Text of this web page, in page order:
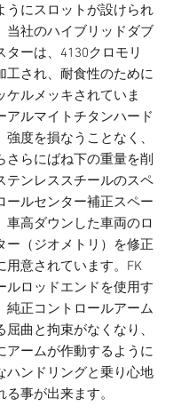
うにスロットが設けられ
当社のハイブリッドダブ
ターは、4130クロモリ
工され、耐食性のために
ケルメッキされていま
アルマイトチタンハード
強度を損なうことなく、
さらにばね下の重量を削
テンレススチールのスペ
ールセンター補正スペー
車高ダウンした車両のロ
ー（ジオメトリ）を修正
用意されています。FK
ルロッドエンドを使用す
純正コントロールアーム
屈曲と拘束がなくなり、
アームが作動するように
ハンドリングと乗り心地
る事が出来ます。